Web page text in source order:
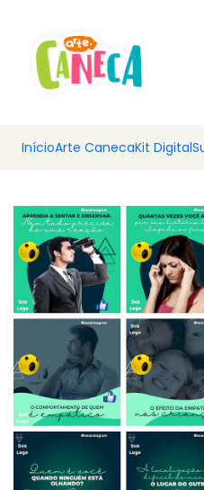
InícioArte CanecaKit Digital